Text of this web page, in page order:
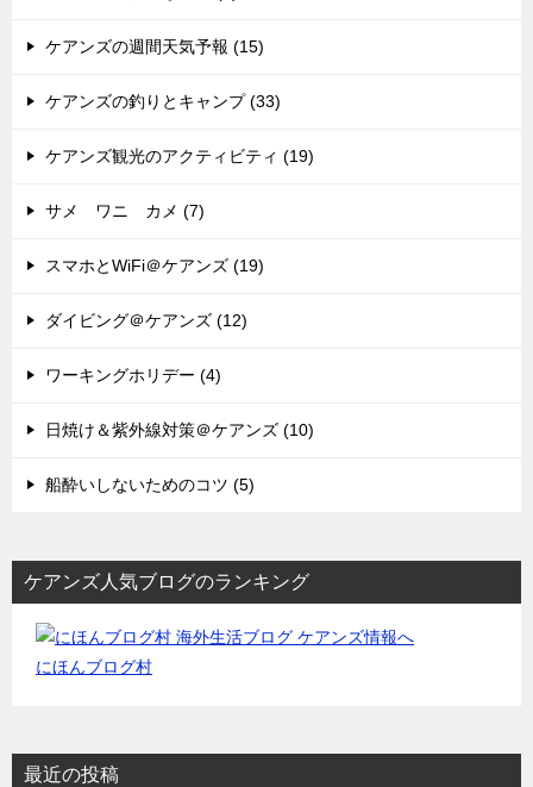
ケアンズの週間天気予報 (15)
ケアンズの釣りとキャンプ (33)
ケアンズ観光のアクティビティ (19)
サメ ワニ カメ (7)
スマホとWiFi＠ケアンズ (19)
ダイビング＠ケアンズ (12)
ワーキングホリデー (4)
日焼け＆紫外線対策＠ケアンズ (10)
船酔いしないためのコツ (5)
ケアンズ人気ブログのランキング
にほんブログ村
最近の投稿